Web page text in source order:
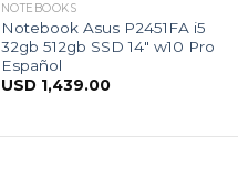
NOTEBOOKS
Notebook Asus P2451FA i5
32gb 512gb SSD 14″ w10 Pro
Español
USD 1,439.00